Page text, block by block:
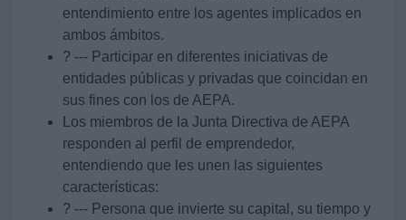
entendimiento entre los agentes implicados en
ambos ámbitos.
? --- Participar en diferentes iniciativas de
entidades públicas y privadas que coincidan en
sus fines con los de AEPA.
Los miembros de la Junta Directiva de AEPA
responden al perfil de emprendedor,
entendiendo que les unen las siguientes
características:
? --- Persona que invierte su capital, su tiempo y